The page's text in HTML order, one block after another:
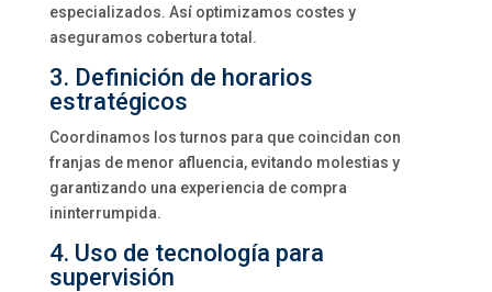
especializados. Así optimizamos costes y
aseguramos cobertura total.
3. Definición de horarios
estratégicos
Coordinamos los turnos para que coincidan con
franjas de menor afluencia, evitando molestias y
garantizando una experiencia de compra
ininterrumpida.
4. Uso de tecnología para
supervisión